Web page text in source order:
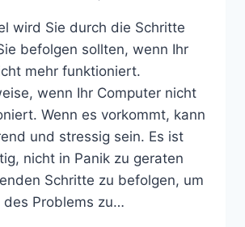
wird Sie durch die Schritte
befolgen sollten, wenn Ihr
mehr funktioniert.
wenn Ihr Computer nicht
Wenn es vorkommt, kann
und stressig sein. Es ist
nicht in Panik zu geraten
Schritte zu befolgen, um
des Problems zu…